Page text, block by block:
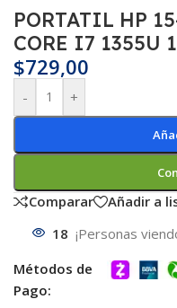
PORTATIL HP
CORE I7 1355U
$729,00
- +
Comparar
Añadir a
18 ¡Personas
Métodos de
Pago: